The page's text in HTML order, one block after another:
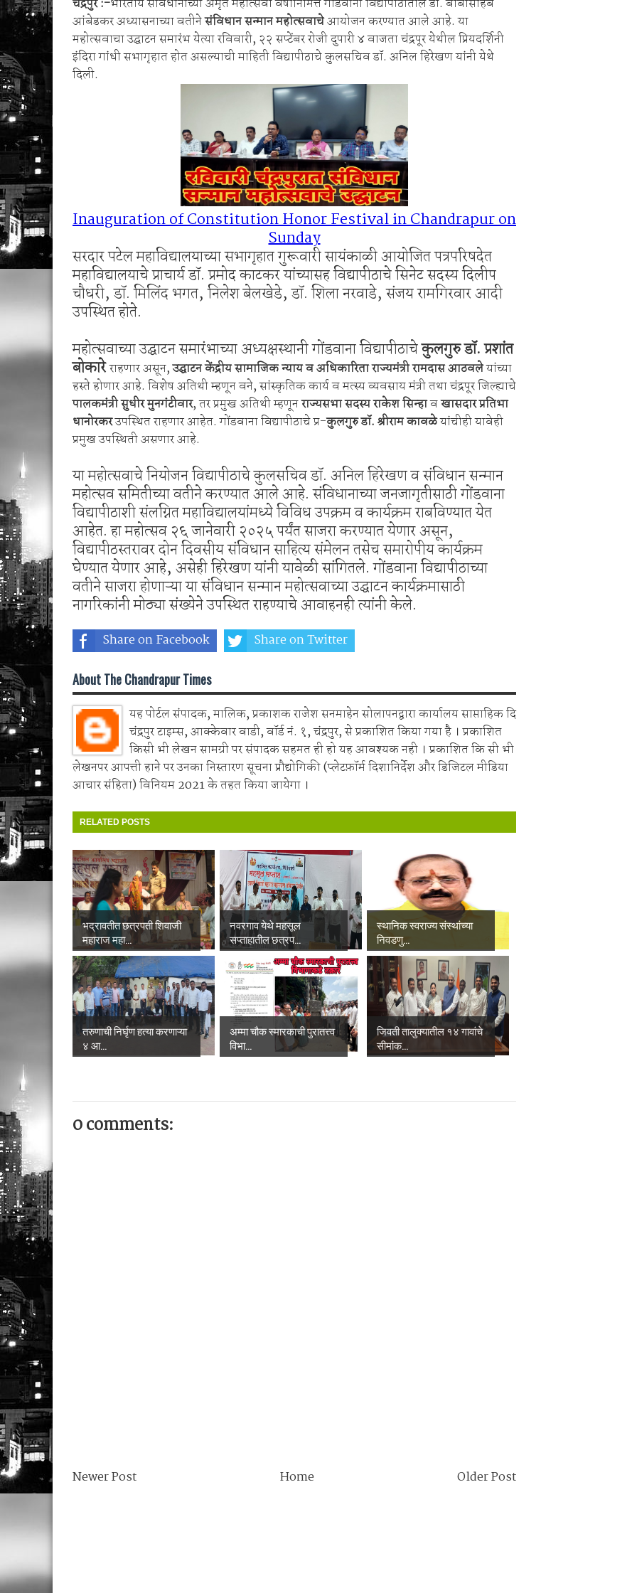
वरोरा येथे कारगिल विजयदीन साजरा Kargil Vijay Deen celebrated in Warora
🚨 धडाकेबाज कारवाई! LCBच्या थरारक पाठलागानंतर ३५ गोवंशांची सुटका; २२.३५ लाखांचा मुद्देमाल जप्त
आंबेडकर अध्यासनाच्या वतीनेसंविधान सन्मान महोत्सवाचेआयोजन करण्यात आले आहे. या
महोत्सवाचा उद्घाटन समारंभ येत्या रविवारी, २२ सप्टेंबर रोजी दुपारी ४ वाजता चंद्रपूर येथील प्रियदर्शिनी
इंदिरा गांधी सभागृहात होत असल्याची माहिती विद्यापीठाचे कुलसचिव डॉ. अनिल हिरेखण यांनी येथे
दिली.
Inauguration of Constitution Honor Festival in Chandrapur on
Sunday
सरदार पटेल महाविद्यालयाच्या सभागृहात गुरूवारी सायंकाळी आयोजित पत्रपरिषदेत
महाविद्यालयाचे प्राचार्य डॉ. प्रमोद काटकर यांच्यासह विद्यापीठाचे सिनेट सदस्य दिलीप
चौधरी, डॉ. मिलिंद भगत, निलेश बेलखेडे, डॉ. शिला नरवाडे, संजय रामगिरवार आदी
उपस्थित होते.
महोत्सवाच्या उद्घाटन समारंभाच्या अध्यक्षस्थानी गोंडवाना विद्यापीठाचेकुलगुरु डॉ. प्रशांत
बोकारेराहणार असून,उद्घाटन केंद्रीय सामाजिक न्याय व अधिकारिता राज्यमंत्री रामदास आठवलेयांच्या
हस्ते होणार आहे. विशेष अतिथी म्हणून वने, सांस्कृतिक कार्य व मत्स्य व्यवसाय मंत्री तथा चंद्रपूर जिल्ह्याचे
पालकमंत्री सुधीर मुनगंटीवार, तर प्रमुख अतिथी म्हणूनराज्यसभा सदस्य राकेश सिन्हावखासदार प्रतिभा
धानोरकरउपस्थित राहणार आहेत. गोंडवाना विद्यापीठाचे प्र-कुलगुरु डॉ. श्रीराम कावळेयांचीही यावेही
प्रमुख उपस्थिती असणार आहे.
या महोत्सवाचे नियोजन विद्यापीठाचे कुलसचिव डॉ. अनिल हिरेखण व संविधान सन्मान
महोत्सव समितीच्या वतीने करण्यात आलेआहे. संविधानाच्या जनजागृतीसाठी गोंडवाना
विद्यापीठाशी संलग्नित महाविद्यालयांमध्ये विविध उपक्रम व कार्यक्रम राबविण्यात येत
आहेत. हा महोत्सव २६ जानेवारी २०२५ पर्यंत साजरा करण्यात येणार असून,
विद्यापीठस्तरावर दोन दिवसीय संविधान साहित्य संमेलन तसेच समारोपीय कार्यक्रम
घेण्यात येणार आहे, असेही हिरेखण यांनी यावेळी सांगितले. गोंडवाना विद्यापीठाच्या
वतीने साजरा होणाऱ्या या संविधान सन्मान महोत्सवाच्या उद्घाटन कार्यक्रमासाठी
नागरिकांनी मोठ्या संख्येने उपस्थित राहण्याचे आवाहनही त्यांनी केले.
Share on Facebook Share on Twitter
About The Chandrapur Times
यह पोर्टल संपादक, मालिक, प्रकाशक राजेश सनमाहेन सोलापनद्वारा कार्यालय साप्ताहिक दि
चंद्रपुर टाइम्स, आक्केवार वाडी, वॉर्ड नं. १, चंद्रपुर, से प्रकाशित किया गया है । प्रकाशित
किसी भी लेखन सामग्री पर संपादक सहमत ही हो यह आवश्यक नही । प्रकाशित कि सी भी
लेखनपर आपत्ती हाने पर उनका निस्तारण सूचना प्रौद्योगिकी (प्लेटफ़ॉर्म दिशानिर्देश और डिजिटल मीडिया
आचार संहिता) विनियम 2021 के तहत किया जायेगा ।
RELATED POSTS
भद्रावतीत छत्रपती शिवाजी
महाराज महा...
नवरगाव येथे महसूल
सप्ताहातील छत्रप...
स्थानिक स्वराज्य संस्थांच्या
निवडणु...
तरुणाची निर्घृण हत्या करणाऱ्या
४ आ...
अम्मा चौक स्मारकाची पुरातत्त्व
विभा...
जिवती तालुक्यातील १४ गावांचे
सीमांक...
0 comments:
Newer Post Older Post
Home